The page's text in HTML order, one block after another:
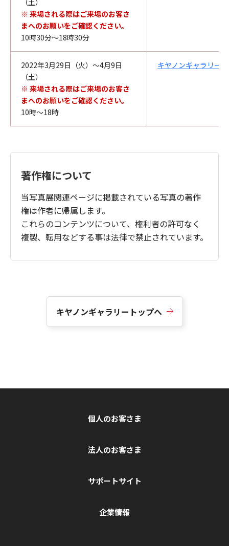
※ 来場される際はご来場のお客さ
まへのお願いをご確認ください。
10時30分～18時30分
2022年3月29日（火）～4月9日
（土）
※ 来場される際はご来場のお客さ
まへのお願いをご確認ください。
10時～18時
キヤノンギャラリー
著作権について
当写真展関連ページに掲載されている写真の著作
権は作者に帰属します。
これらのコンテンツについて、権利者の許可なく
複製、転用などする事は法律で禁止されています。
キヤノンギャラリートップへ
個人のお客さま
法人のお客さま
サポートサイト
企業情報